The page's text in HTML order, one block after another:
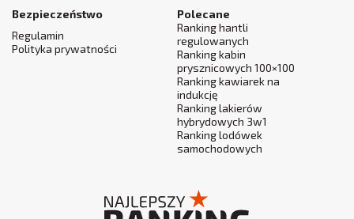
Bezpieczeństwo
Regulamin
Polityka prywatności
Polecane
Ranking hantli
regulowanych
Ranking kabin
prysznicowych 100×100
Ranking kawiarek na
indukcję
Ranking lakierów
hybrydowych 3w1
Ranking lodówek
samochodowych